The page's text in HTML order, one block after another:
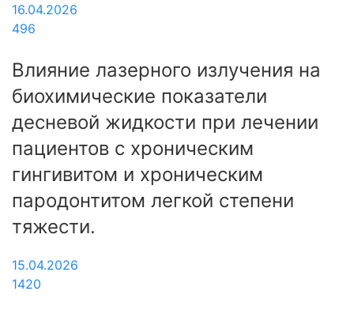
16.04.2026
496
Влияние лазерного излучения на
биохимические показатели
десневой жидкости при лечении
пациентов с хроническим
гингивитом и хроническим
пародонтитом легкой степени
тяжести.
15.04.2026
1420